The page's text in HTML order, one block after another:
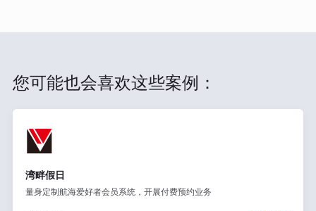
您可能也会喜欢这些案例：
湾畔假日
量身定制航海爱好者会员系统，开展付费预约业务